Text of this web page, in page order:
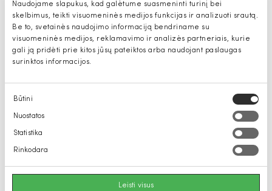
Naudojame slapukus, kad galėtume suasmeninti turinį bei
skelbimus, teikti visuomeninės medijos funkcijas ir analizuoti srautą.
Be to, svetainės naudojimo informaciją bendriname su
visuomeninės medijos, reklamavimo ir analizės partneriais, kurie
gali ją pridėti prie kitos jūsų pateiktos arba naudojant paslaugas
surinktos informacijos.
Sutikimo
pasirinkimas
Būtini
Nuostatos
Statistika
Rinkodara
Leisti visus
Tom Tailor džinsai vyrams